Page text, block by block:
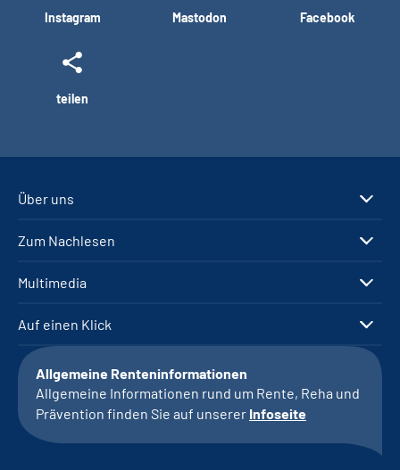
Instagram Mastodon Facebook
teilen
Über uns
Zum Nachlesen
Multimedia
Auf einen Klick
Allgemeine Renteninformationen
Allgemeine Informationen rund um Rente, Reha und
Prävention finden Sie auf unserer Infoseite